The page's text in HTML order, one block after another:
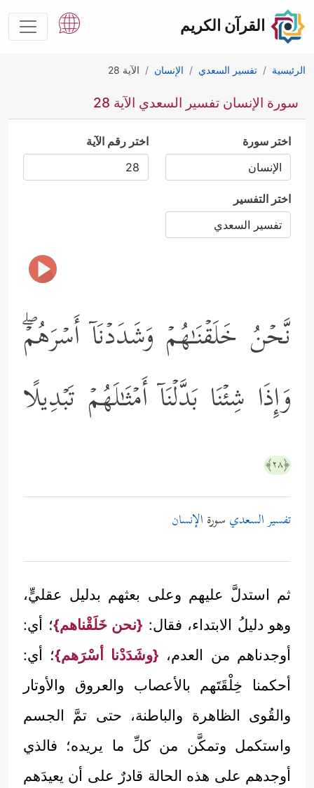
القرآن الكريم
الرئيسية تفسير السعدي الإنسان الآية 28
سورة الإنسان تفسير السعدي الآية 28
اختر سورة اختر رقم الآية
اختر التفسير
نَّحۡنُ خَلَقۡنَـٰهُمۡ وَشَدَدۡنَاۤ أَسۡرَهُمۡۖ
وَإِذَا شِئۡنَا بَدَّلۡنَاۤ أَمۡثَـٰلَهُمۡ تَبۡدِیلًا
﴿٢٨﴾
تفسير السعدي سورة الإنسان
ثم استدلَّ عليهم وعلى بعثهم بدليل عقليٍّ،
وهو دليلُ الابتداء، فقال: {نحن خَلَقْناهم}؛ أي:
أوجدناهم من العدم، {وشَدَدْنا أسْرَهم}؛ أي:
أحكمنا خِلْقَتَهم بالأعصاب والعروق والأوتار
والقُوى الظاهرة والباطنة، حتى تمَّ الجسم
واستكمل وتمكَّن من كلِّ ما يريده؛ فالذي
أوجدهم على هذه الحالة قادرٌ على أن يعيدَهم